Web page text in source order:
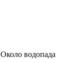
Около водопада